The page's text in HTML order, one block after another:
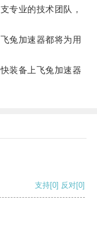
业的技术团队，
兔加速器都将为用
装备上飞兔加速器
支持[0] 反对[0]